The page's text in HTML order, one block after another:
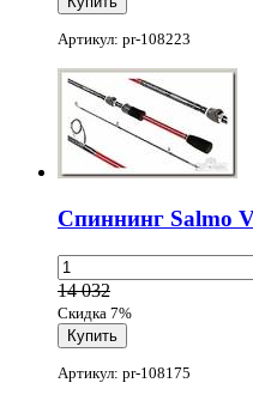
Артикул: pr-108223
Спиннинг Salmo
14 032
Скидка 7%
Артикул: pr-108175